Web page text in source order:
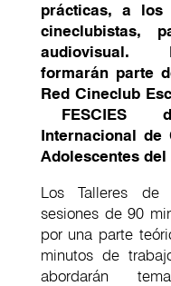
prácticas, a los
cineclubistas,
audiovisual.
formarán parte
Red Cineclub
FESCIES
Internacional
Adolescentes del
Los Talleres de
sesiones de 90
por una parte
minutos de
abordarán